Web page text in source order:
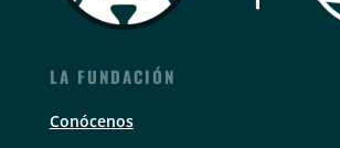
LA FUNDACIÓN
Conócenos